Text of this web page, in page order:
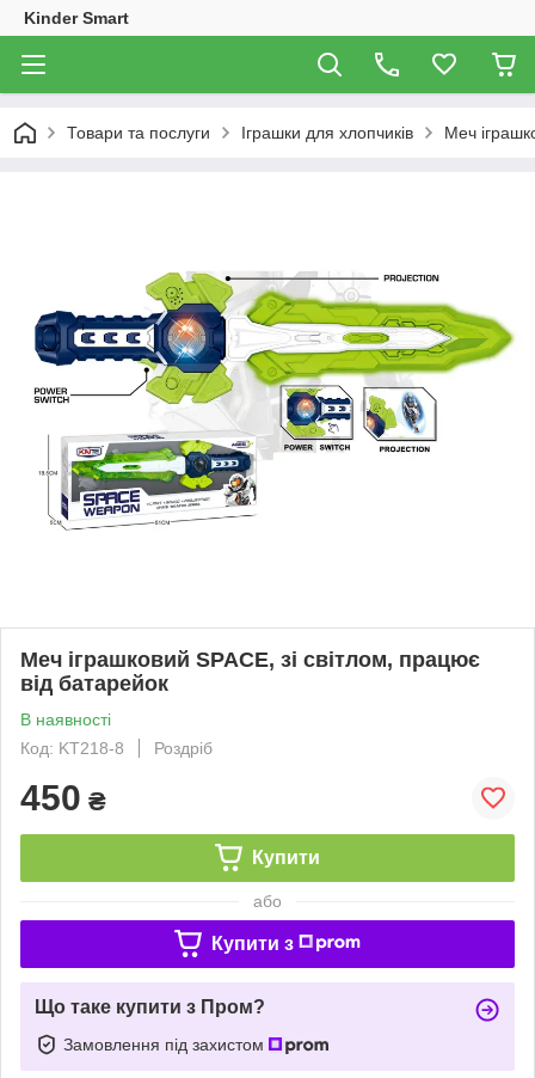
Kinder Smart
Товари та послуги Іграшки для хлопчиків Меч
Меч іграшковий SPACE, зі світлом, працює
від батарейок
В наявності
Код: KT218-8
Роздріб
450 ₴
Купити
або
Купити з
Що таке купити з Пром?
Замовлення під захистом